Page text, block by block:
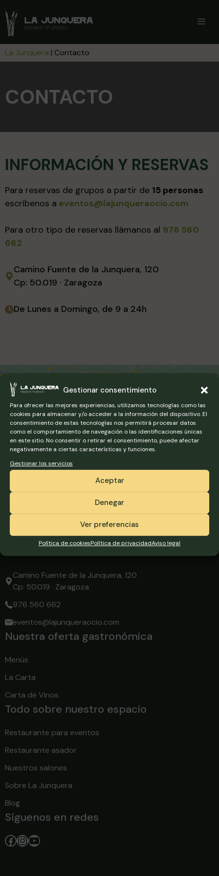
Gestionar consentimiento
Para ofrecer las mejores experiencias, utilizamos tecnologías como las
cookies para almacenar y/o acceder a la información del dispositivo. El
consentimiento de estas tecnologías nos permitirá procesar datos
como el comportamiento de navegación o las identificaciones únicas
en este sitio. No consentir o retirar el consentimiento, puede afectar
negativamente a ciertas características y funciones.
Gestionar los servicios
Aceptar
Denegar
Ver preferencias
Política de cookiesPolítica de privacidadAviso legal
contenido
La Junquera | Contacto
CONTACTO
INFORMACIÓN Y RESERVAS
Para reservas de grupos a partir de 15 personas
escríbenos a eventos@lajunqueraocio.com
Para otro tipo de reservas llámanos al 976 560
662
Camino Fuente de la Junquera, 120
Cp: 50.019 · Zaragoza
De Lunes a Domingo, de 9 a 24h
Haz clic en «Estoy de acuerdo» para
activar Google maps
Política de cookies
Camino Fuente de la Junquera, 120
Cp: 50.019 · Zaragoza
976 560 662
eventos@lajunqueraocio.com
Nuestra oferta gastronómica
Menús
La Carta
Carta de Vinos
Todo sobre nuestro espacio
Restaurante para eventos
Restaurante asador
Nuestros salones
Sobre La Junquera
Blog
Síguenos en redes
Facebook
Instagram
YouTube